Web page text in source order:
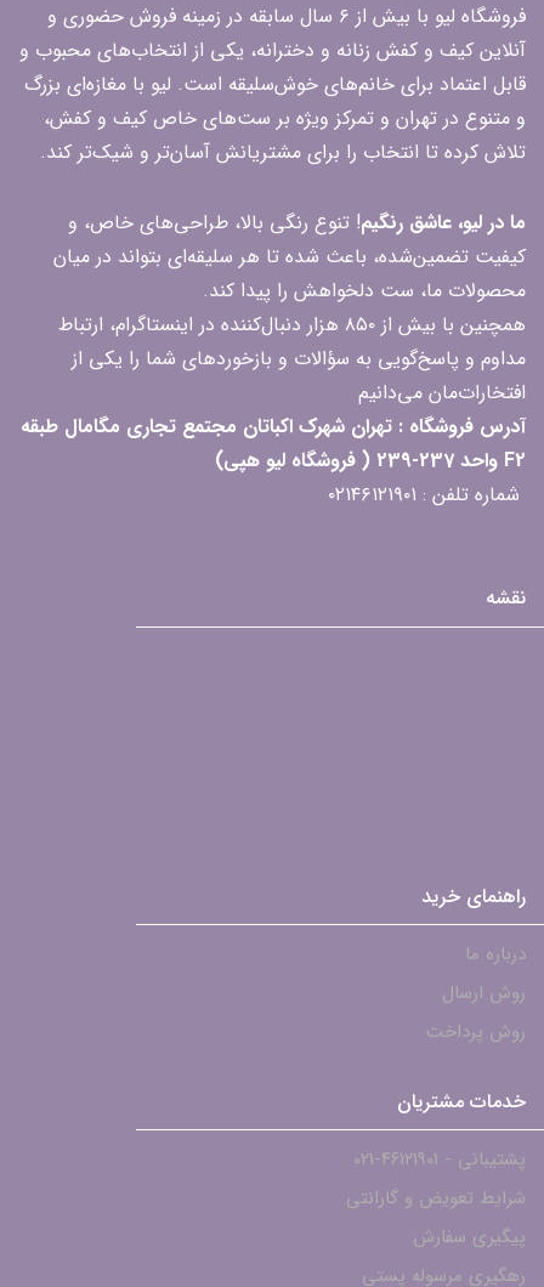
فروشگاه لیو با بیش از ۶ سال سابقه در زمینه فروش حضوری و
آنلاین کیف و کفش زنانه و دخترانه، یکی از انتخاب‌های محبوب و
قابل اعتماد برای خانم‌های خوش‌سلیقه است. لیو با مغازه‌ای بزرگ
و متنوع در تهران و تمرکز ویژه بر ست‌های خاص کیف و کفش،
تلاش کرده تا انتخاب را برای مشتریانش آسان‌تر و شیک‌تر کند.
ما در لیو، عاشق رنگیم! تنوع رنگی بالا، طراحی‌های خاص، و
کیفیت تضمین‌شده، باعث شده تا هر سلیقه‌ای بتواند در میان
محصولات ما، ست دلخواهش را پیدا کند.
همچنین با بیش از ۸۵۰ هزار دنبال‌کننده در اینستاگرام، ارتباط
مداوم و پاسخ‌گویی به سؤالات و بازخوردهای شما را یکی از
افتخارات‌مان می‌دانیم
آدرس فروشگاه : تهران شهرک اکباتان مجتمع تجاری مگامال طبقه
F2 واحد 237-239 ( فروشگاه لیو هپی)
شماره تلفن : ۰۲۱۴۶۱۲۱۹۰۱
نقشه
راهنمای خرید
درباره ما
روش ارسال
روش پرداخت
خدمات مشتریان
پشتیبانی - ۴۶۱۲۱۹۰۱-021
شرایط تعویض و گارانتی
پیگیری سفارش
رهگیری مرسوله پستی